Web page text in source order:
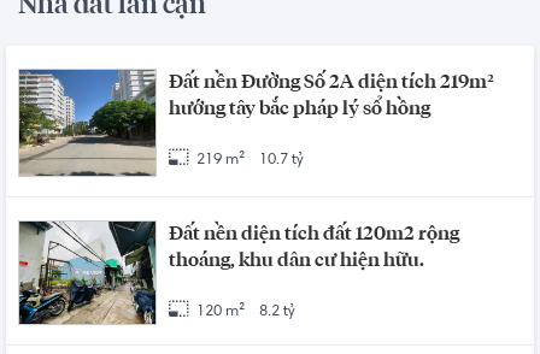
Nhà đất lân cận
Đất nền Đường Số 2A diện tích 219m²
hướng tây bắc pháp lý sổ hồng
219 m² 10.7 tỷ
Đất nền diện tích đất 120m2 rộng
thoáng, khu dân cư hiện hữu.
120 m² 8.2 tỷ